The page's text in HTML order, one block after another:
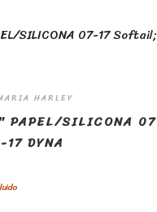
HARLEY
PAPEL/SILICONA
DYNA